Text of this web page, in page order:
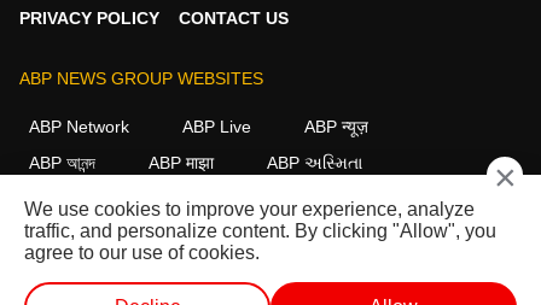
PRIVACY POLICY
CONTACT US
ABP NEWS GROUP WEBSITES
ABP Network ABP Live
ABP न्यूज़
ABP আনন্দ
ABP माझा
ABP અસ્મિતા
ABP Ganga
ABP ਸਾਂਝਾ ABP நாடு ABP దేశం
FOLLOW US
×
We use cookies to improve your experience, analyze
traffic, and personalize content. By clicking "Allow", you
agree to our use of cookies.